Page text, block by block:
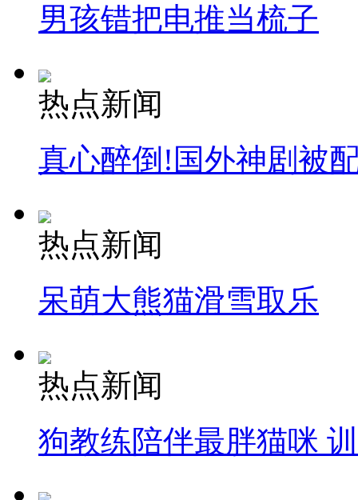
男孩错把电推当梳子
热点新闻
真心醉倒!国外神剧被
热点新闻
呆萌大熊猫滑雪取乐
热点新闻
狗教练陪伴最胖猫咪